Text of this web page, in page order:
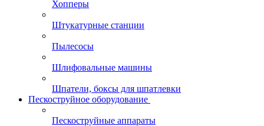
Хопперы
Штукатурные станции
Пылесосы
Шлифовальные машины
Шпатели, боксы для шпатлевки
Пескоструйное оборудование
Пескоструйные аппараты